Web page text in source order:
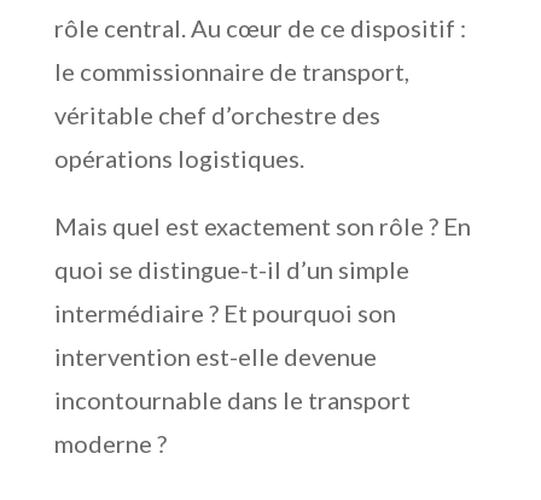
rôle central. Au cœur de ce dispositif :
le commissionnaire de transport,
véritable chef d’orchestre des
opérations logistiques.
Mais quel est exactement son rôle ? En
quoi se distingue-t-il d’un simple
intermédiaire ? Et pourquoi son
intervention est-elle devenue
incontournable dans le transport
moderne ?